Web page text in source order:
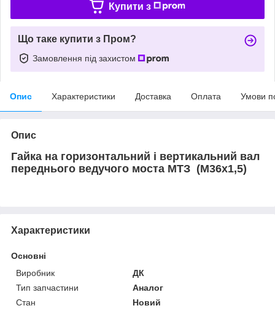
Купити з
Що таке купити з Пром?
Замовлення під захистом
Опис Характеристики Доставка Оплата Умови
Опис
Гайка на горизонтальний і вертикальний вал
переднього ведучого моста МТЗ (М36х1,5)
Характеристики
Основні
Виробник
ДК
Тип запчастини
Аналог
Стан
Новий